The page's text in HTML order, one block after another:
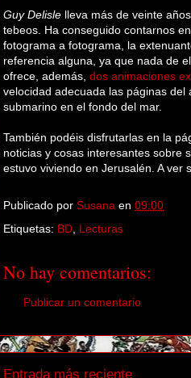
Guy Delisle lleva más de veinte
tebeos. Ha conseguido contarnos
fotograma a fotograma, la
referencia alguna, ya que nada de
ofrece, además, dos animaciones
velocidad adecuada las páginas del
submarino en el fondo del mar.
También podéis disfrutarlas en la
noticias y cosas interesantes sobre
estuvo viviendo en Jerusalén. A ver
Publicado por Susana en 09:00
Etiquetas: BD Lecturas
No hay comentarios:
Publicar un comentario
Entrada más reciente